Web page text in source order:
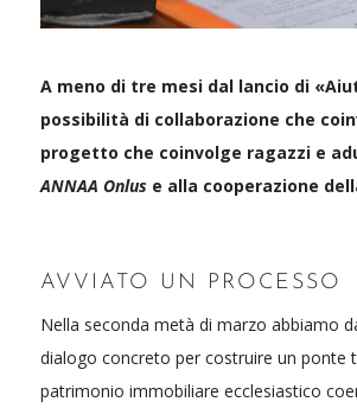
A meno di tre mesi dal lancio di
possibilità di collaborazione che
progetto che coinvolge ragazzi e
ANNAA Onlus e alla cooperazione
AVVIATO UN PROCESSO
Nella seconda metà di marzo abbiamo
dialogo concreto per costruire un ponte
patrimonio immobiliare ecclesiastico